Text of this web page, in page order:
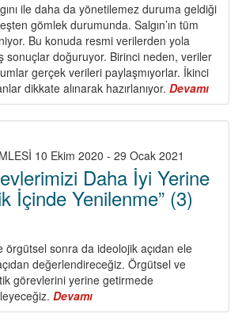
ile daha da yönetilemez duruma geldiği
gömlek durumunda. Salgın’ın tüm
Bu konuda resmi verilerden yola
sonuçlar doğuruyor. Birinci neden, veriler
gerçek verileri paylaşmıyorlar. İkinci
dikkate alınarak hazırlanıyor.Devamı
Türkiye
Kurulu
10 Ekim 2020 - 29 Ocak 2021
Daha İyi Yerine
İçinde Yenilenme” (3)
örgütsel sonra da ideolojik açıdan ele
değerlendireceğiz. Örgütsel ve
görevlerini yerine getirmede
Devamı
TKP’nin